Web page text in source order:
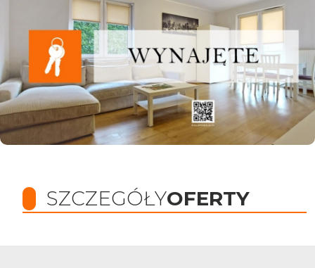
SZCZEGÓŁYOFERTY